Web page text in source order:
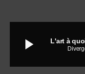
play_arrow L'art à